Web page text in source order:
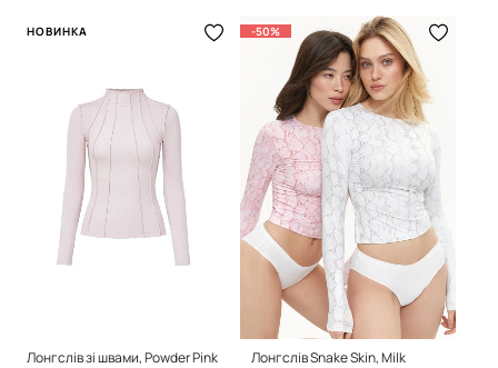
НОВИНКА
Лонгслів зі швами, Powder Pink
-50%
Лонгслів Snake Skin, Milk